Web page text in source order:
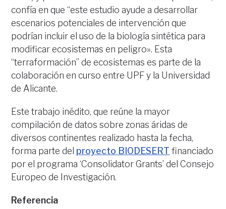
confía en que “este estudio ayude a desarrollar
escenarios potenciales de intervención que
podrían incluir el uso de la biología sintética para
modificar ecosistemas en peligro». Esta
“terraformación” de ecosistemas es parte de la
colaboración en curso entre UPF y la Universidad
de Alicante.
Este trabajo inédito, que reúne la mayor
compilación de datos sobre zonas áridas de
diversos continentes realizado hasta la fecha,
forma parte del proyecto BIODESERT financiado
por el programa ‘Consolidator Grants’ del Consejo
Europeo de Investigación.
Referencia